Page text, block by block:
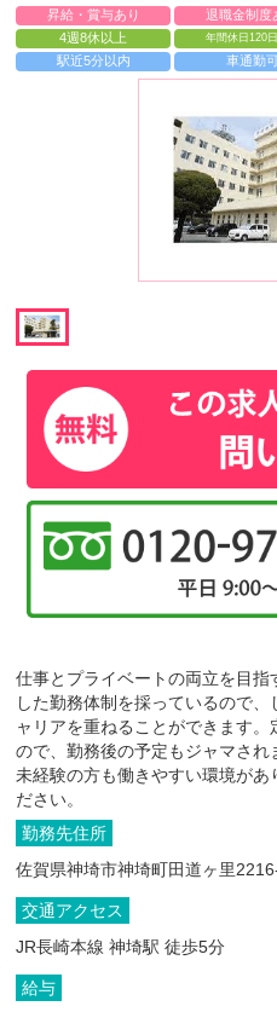
昇給・賞与あり 退職金制度
4週8休以上
年間休日120
駅近5分以内
車通勤
仕事とプライベートの両立を目
した勤務体制を採っているので
ャリアを重ねることができます
ので、勤務後の予定もジャマさ
未経験の方も働きやすい環境があ
ださい。
勤務先住所
佐賀県神埼市神埼町田道ヶ里
交通アクセス
JR長崎本線 神埼駅 徒歩5分
給与